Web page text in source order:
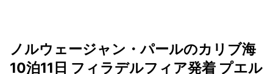
ノルウェージャン・パールのカリブ海
10泊11日 フィラデルフィア発着 プエル